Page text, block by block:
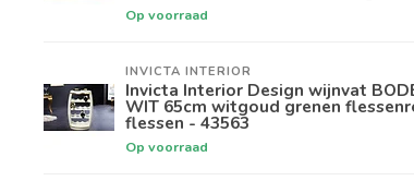
Op voorraad
INVICTA INTERIOR
Invicta Interior Design wijnvat
WIT 65cm witgoud grenen
flessen - 43563
Op voorraad